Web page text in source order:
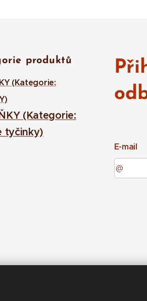
produktů
(Kategorie:
(Kategorie:
tyčinky)
E-mail